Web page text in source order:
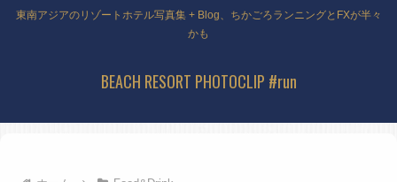
東南アジアのリゾートホテル写真集 + Blog、ちかごろランニングとFXが半々
かも
BEACH RESORT PHOTOCLIP #run